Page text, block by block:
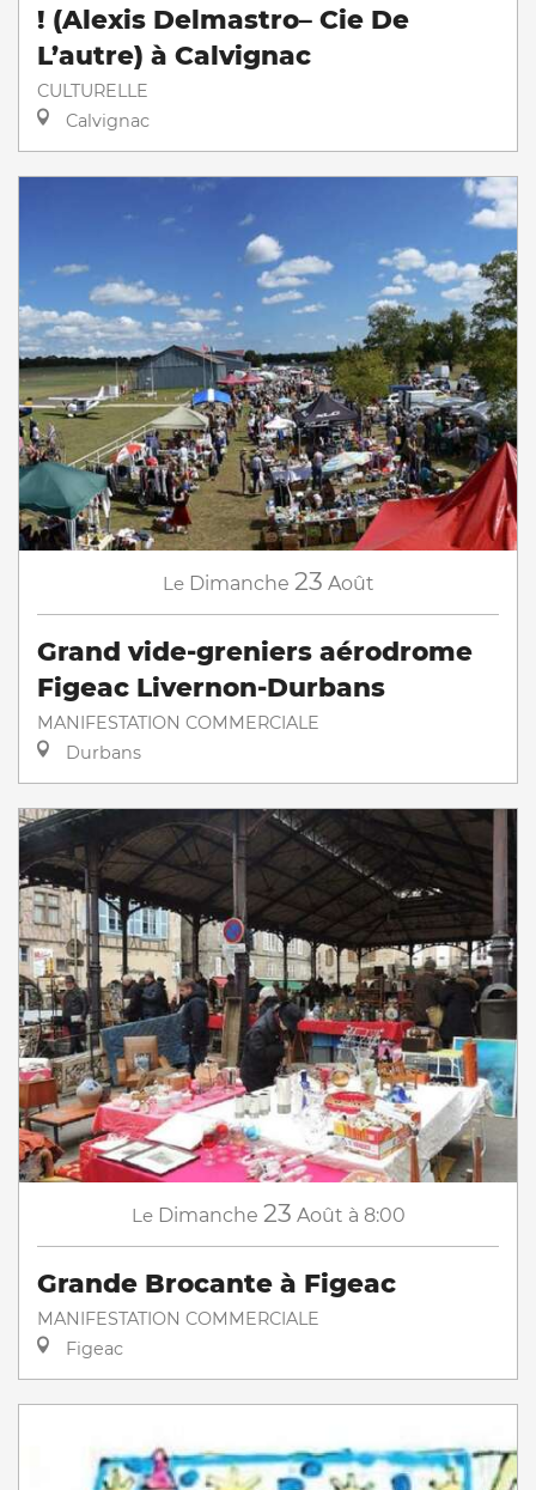
! (Alexis Delmastro– Cie De
L’autre) à Calvignac
CULTURELLE
Calvignac
Le Dimanche 23 Août
Grand vide-greniers aérodrome
Figeac Livernon-Durbans
MANIFESTATION COMMERCIALE
Durbans
Le Dimanche 23 Août à 8:00
Grande Brocante à Figeac
MANIFESTATION COMMERCIALE
Figeac